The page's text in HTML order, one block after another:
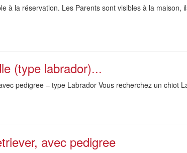
à la réservation. Les Parents sont visibles à la
(type labrador)...
pedigree – type Labrador Vous recherchez un chiot
avec pedigree